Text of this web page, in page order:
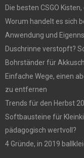
Die besten CSGO
Worum handelt es sich
Anwendung und
Duschrinne verstopft?
Bohrständer für
Einfache Wege, einen
zu entfernen
Trends für den Herbst
Softbausteine für
pädagogisch wertvoll?
4 Gründe, in 2019